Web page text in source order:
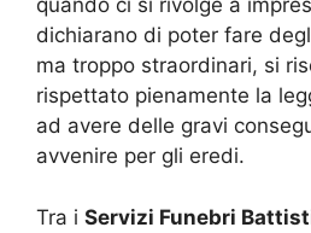
quando ci si rivolge a
dichiarano di poter fare
ma troppo straordinari, si
rispettato pienamente la
ad avere delle gravi
avvenire per gli eredi.
Tra i Servizi Funebri